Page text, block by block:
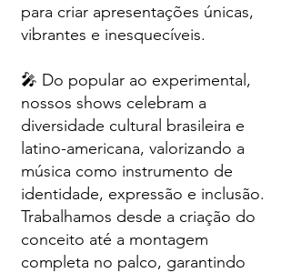
para criar apresentações únicas,
vibrantes e inesquecíveis.
🎤 Do popular ao experimental,
nossos shows celebram a
diversidade cultural brasileira e
latino-americana, valorizando a
música como instrumento de
identidade, expressão e inclusão.
Trabalhamos desde a criação do
conceito até a montagem
completa no palco, garantindo